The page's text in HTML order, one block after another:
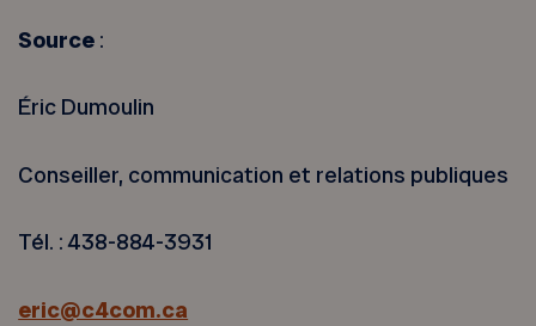
Source :
Éric Dumoulin
Conseiller, communication et relations publiques
Tél. : 438-884-3931
eric@c4com.ca